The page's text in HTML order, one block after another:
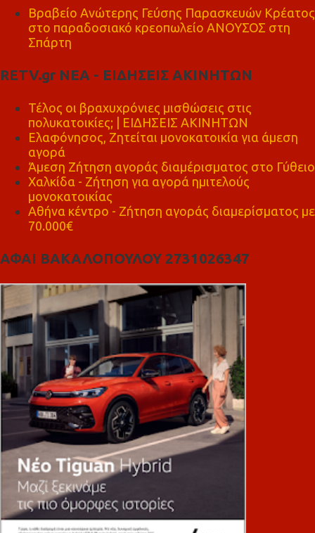
Βραβείο Ανώτερης Γεύσης Παρασκευών Κρέατος
στο παραδοσιακό κρεοπωλείο ΑΝΟΥΣΟΣ στη
Σπάρτη
RETV.gr ΝΕΑ - ΕΙΔΗΣΕΙΣ ΑΚΙΝΗΤΩΝ
Τέλος οι βραχυχρόνιες μισθώσεις στις
πολυκατοικίες; | ΕΙΔΗΣΕΙΣ ΑΚΙΝΗΤΩΝ
Ελαφόνησος, Ζητείται μονοκατοικία για άμεση
αγορά
Άμεση Ζήτηση αγοράς διαμέρισματος στο Γύθειο
Χαλκίδα - Ζήτηση για αγορά ημιτελούς
μονοκατοικίας
Αθήνα κέντρο - Ζήτηση αγοράς διαμερίσματος με
70.000€
ΑΦΑΙ ΒΑΚΑΛΟΠΟΥΛΟΥ 2731026347